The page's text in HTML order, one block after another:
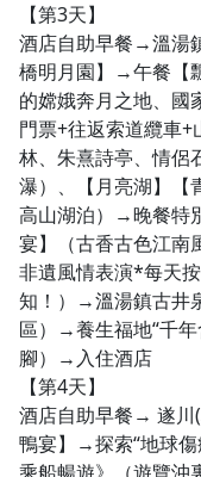
【第3天】
酒店自助早餐→溫湯
橋明月園】→午餐【
的嫦娥奔月之地、國
門票+往返索道纜車
林、朱熹詩亭、情侶
瀑）、【月亮湖】【
高山湖泊）→晚餐特
宴】（古香古色江南
非遺風情表演*每天
知！）→溫湯鎮古井
區）→養生福地“千
腳）→入住酒店
【第4天】
酒店自助早餐→ 遂川
鴨宴】→探索“地球傷